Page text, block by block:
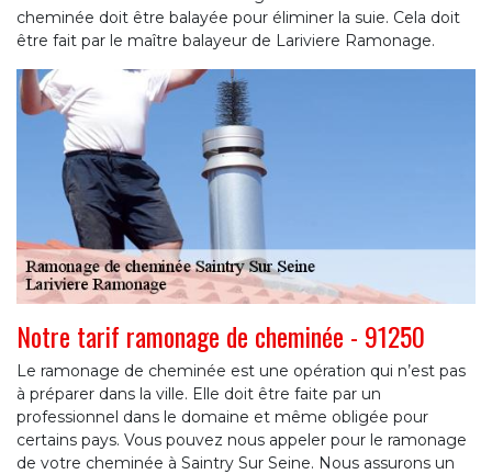
cheminée doit être balayée pour éliminer la suie. Cela doit
être fait par le maître balayeur de Lariviere Ramonage.
Notre tarif ramonage de cheminée - 91250
Le ramonage de cheminée est une opération qui n’est pas
à préparer dans la ville. Elle doit être faite par un
professionnel dans le domaine et même obligée pour
certains pays. Vous pouvez nous appeler pour le ramonage
de votre cheminée à Saintry Sur Seine. Nous assurons un